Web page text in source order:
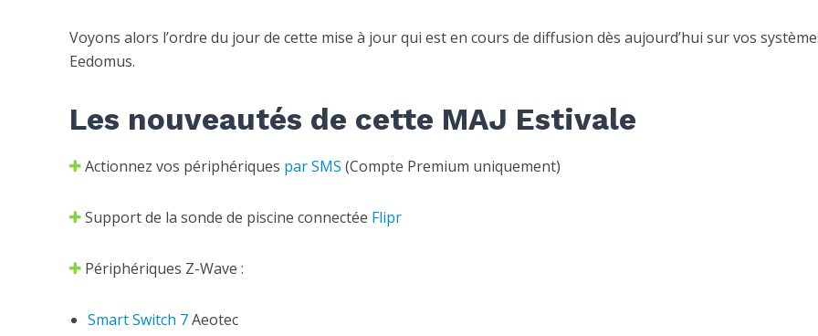
Voyons alors l’ordre du jour de cette mise à jour qui est en cours de diffusion dès aujourd’hui sur vos
Eedomus.
Les nouveautés de cette MAJ Estivale
Actionnez vos périphériques par SMS (Compte Premium uniquement)
Support de la sonde de piscine connectée Flipr
Périphériques Z-Wave :
Smart Switch 7Aeotec